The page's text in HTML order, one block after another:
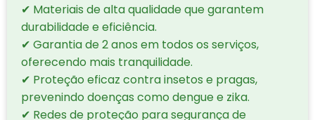
✔ Materiais de alta qualidade que garantem
durabilidade e eficiência.
✔ Garantia de 2 anos em todos os serviços,
oferecendo mais tranquilidade.
✔ Proteção eficaz contra insetos e pragas,
prevenindo doenças como dengue e zika.
✔ Redes de proteção para segurança de